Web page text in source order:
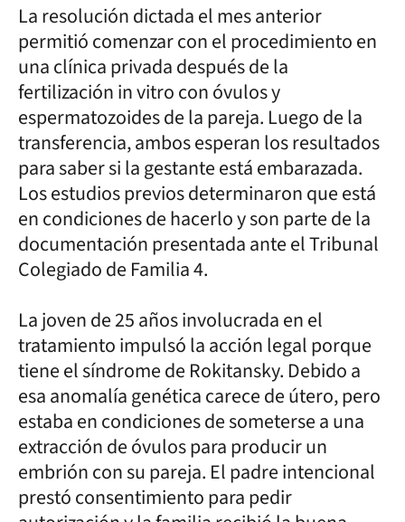
La resolución dictada el mes anterior
permitió comenzar con el procedimiento en
una clínica privada después de la
fertilización in vitro con óvulos y
espermatozoides de la pareja. Luego de la
transferencia, ambos esperan los resultados
para saber si la gestante está embarazada.
Los estudios previos determinaron que está
en condiciones de hacerlo y son parte de la
documentación presentada ante el Tribunal
Colegiado de Familia 4.
La joven de 25 años involucrada en el
tratamiento impulsó la acción legal porque
tiene el síndrome de Rokitansky. Debido a
esa anomalía genética carece de útero, pero
estaba en condiciones de someterse a una
extracción de óvulos para producir un
embrión con su pareja. El padre intencional
prestó consentimiento para pedir